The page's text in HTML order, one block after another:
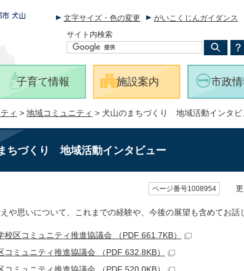
文字サイズ・色の変更 がいこくじんガイダンス
サイト内検索
子育て情報 施設案内 市政情
ィ > 地域コミュニティ > 犬山のまちづくり 地域活動インタビ
ちづくり 地域活動インタビュー
ページ番号1008954 更
や思いについて、これまでの経験や、今後の展望も含めてお話
校区コミュニティ推進協議会 （PDF 661.7KB）
コミュニティ推進協議会 （PDF 632.8KB）